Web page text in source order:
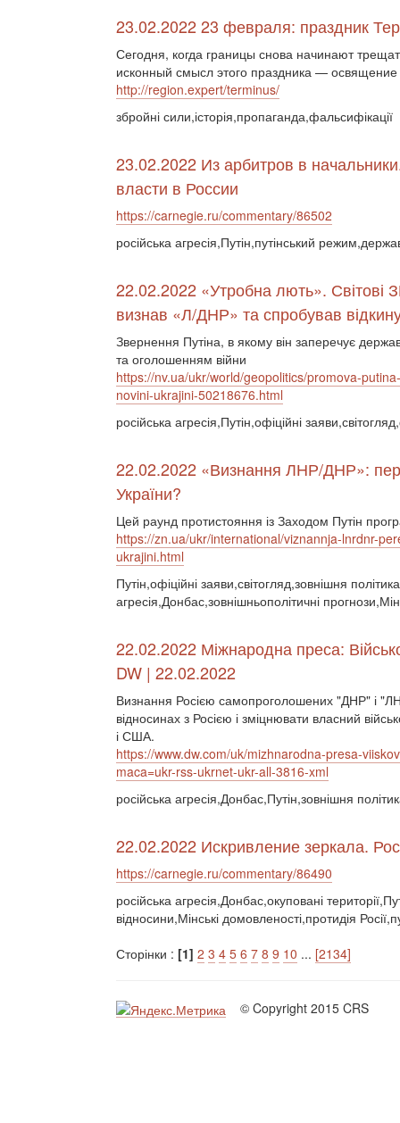
23.02.2022 23 февраля: праздник
Сегодня, когда границы снова начинают
исконный смысл этого праздника — освящение
http://region.expert/terminus/
збройні сили,історія,пропаганда,фальсифікації
23.02.2022 Из арбитров в
власти в России
https://carnegie.ru/commentary/86502
російська агресія,Путін,путінський
22.02.2022 «Утробна лють». Світові
визнав «Л/ДНР» та спробував
Звернення Путіна, в якому він заперечує
та оголошенням війни
https://nv.ua/ukr/world/geopolitics/promova-
novini-ukrajini-50218676.html
російська агресія,Путін,офіційні
22.02.2022 «Визнання ЛНР/ДНР»:
України?
Цей раунд протистояння із Заходом Путін
https://zn.ua/ukr/international/viznannja-lnrdnr-
ukrajini.html
Путін,офіційні заяви,світогляд,зовнішня
агресія,Донбас,зовнішньополітичні
22.02.2022 Міжнародна преса:
DW | 22.02.2022
Визнання Росією самопроголошених "ДНР" і
відносинах з Росією і зміцнювати власний
і США.
https://www.dw.com/uk/mizhnarodna-presa-
maca=ukr-rss-ukrnet-ukr-all-3816-xml
російська агресія,Донбас,Путін,зовнішня
22.02.2022 Искривление зеркала.
https://carnegie.ru/commentary/86490
російська агресія,Донбас,окуповані
відносини,Мінські домовленості,протидія
Сторінки : [1] 2 3 4 5 6 7 8 9 10 ... [2134]
© Copyright 2015 CRS